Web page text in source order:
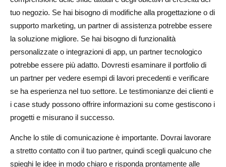
tuo negozio. Se hai bisogno di modifiche alla progettazione o di
supporto marketing, un partner di assistenza potrebbe essere
la soluzione migliore. Se hai bisogno di funzionalità
personalizzate o integrazioni di app, un partner tecnologico
potrebbe essere più adatto. Dovresti esaminare il portfolio di
un partner per vedere esempi di lavori precedenti e verificare
se ha esperienza nel tuo settore. Le testimonianze dei clienti e
i case study possono offrire informazioni su come gestiscono i
progetti e misurano il successo.
Anche lo stile di comunicazione è importante. Dovrai lavorare
a stretto contatto con il tuo partner, quindi scegli qualcuno che
spieghi le idee in modo chiaro e risponda prontamente alle